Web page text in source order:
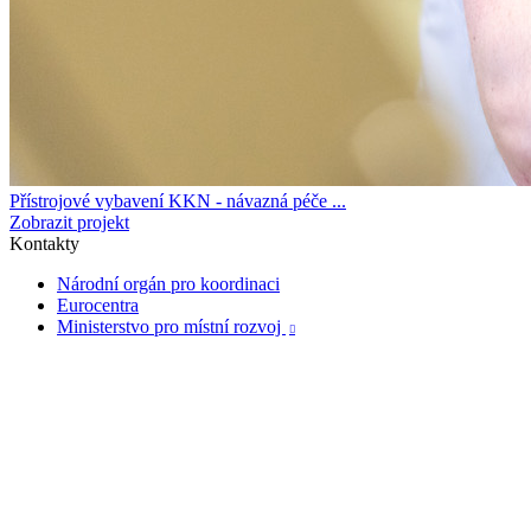
Přístrojové vybavení KKN - návazná péče ...
Zobrazit projekt
Kontakty
Národní orgán pro koordinaci
Eurocentra
Ministerstvo pro místní rozvoj
